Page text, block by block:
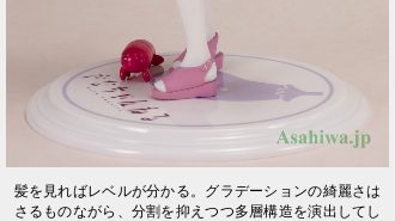
髪を見ればレベルが分かる。グラデーションの綺麗さは
さるものながら、分割を抑えつつ多層構造を演出してし